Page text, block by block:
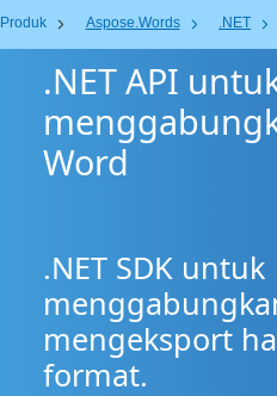
Produk Aspose.Words .NET
.NET API
Word
.NET SDK untuk
mengeksport
format.